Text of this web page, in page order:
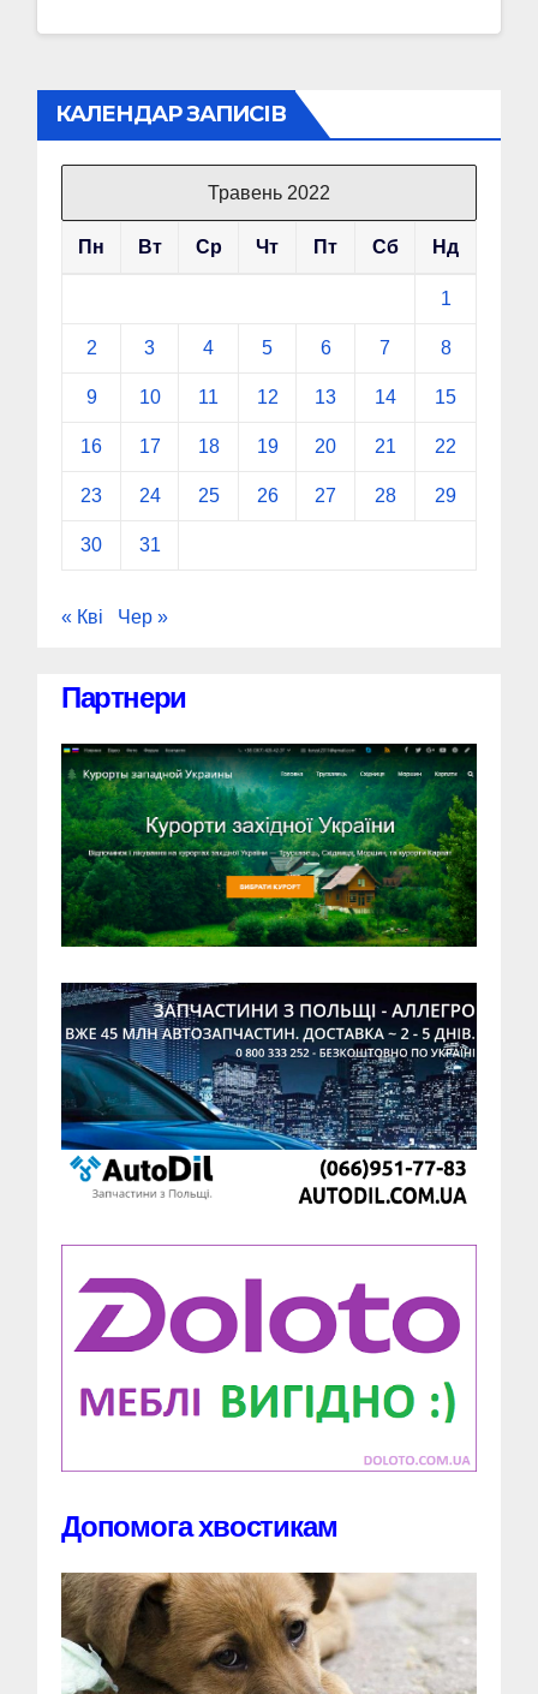
КАЛЕНДАР ЗАПИСІВ
Травень 2022
Пн Вт Ср Чт Пт Сб Нд
1
2 3 4 5 6 7 8
9 10 11 12 13 14 15
16 17 18 19 20 21 22
23 24 25 26 27 28 29
30 31
« Кві Чер »
Партнери
Допомога хвостикам